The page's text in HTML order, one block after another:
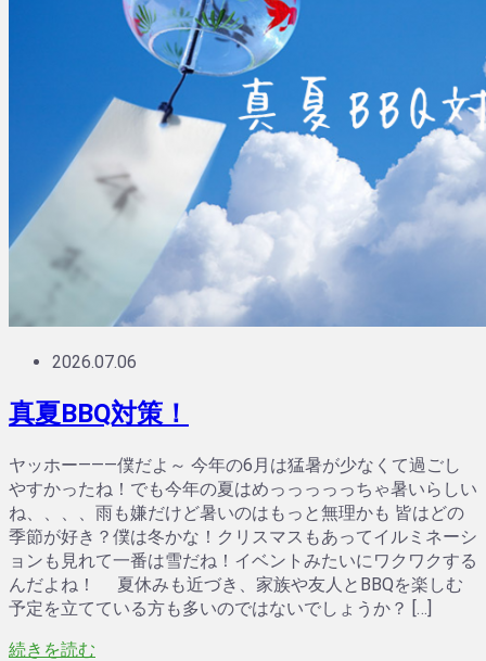
2026.07.06
真夏BBQ対策！
ヤッホー―――僕だよ～ 今年の6月は猛暑が少なくて過ごし
やすかったね！でも今年の夏はめっっっっっちゃ暑いらしい
ね、、、、雨も嫌だけど暑いのはもっと無理かも 皆はどの
季節が好き？僕は冬かな！クリスマスもあってイルミネーシ
ョンも見れて一番は雪だね！イベントみたいにワクワクする
んだよね！ 夏休みも近づき、家族や友人とBBQを楽しむ
予定を立てている方も多いのではないでしょうか？ […]
続きを読む